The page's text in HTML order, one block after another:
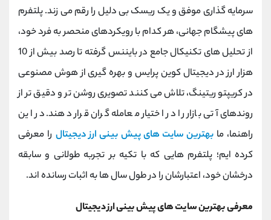
سرمایه ‌گذاری موفق و یک ریسک بی‌ دلیل را رقم می ‌زند. پلتفرم
‌های پیشگام جهانی، هر کدام با رویکردهای منحصر به ‌فرد خود،
از تحلیل ‌های تکنیکال جامع در بایننس گرفته تا رصد بیش از 10
هزار ارز در دیجیتال کوین پرایس و بهره‌ گیری از هوش مصنوعی
در کریپتو ریتینگ، تلاش می‌ کنند تصویری روشن ‌تر و دقیق ‌تر از
روندهای آتی بازار را در اختیار معامله‌ گران قرار دهند. در این
راهنما، ما بهترین سایت های پیش بینی ارز دیجیتال را معرفی
کرده ‌ایم؛ پلتفرم‌ هایی که با تکیه بر تجربه طولانی و سابقه
درخشان خود، اعتبارشان را در طول سال ‌ها به اثبات رسانده‌ اند.
معرفی بهترین سایت های پیش بینی ارز دیجیتال
کانال تلگرام @alirezamehrabi_com
@alirezamehrabi_official